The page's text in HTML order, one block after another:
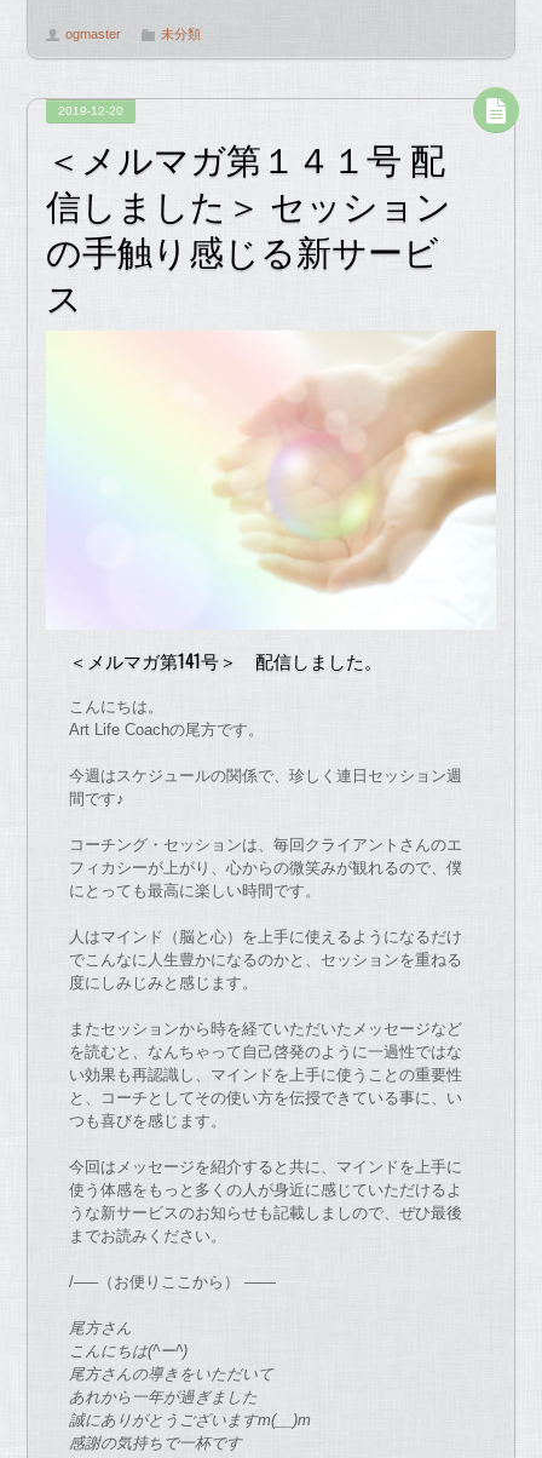
c
e
b
o
o
k
tt
er
ail
ogmaster 未分類
2019-12-20
＜メルマガ第１４１号 配
信しました＞ セッション
の手触り感じる新サービ
ス
＜メルマガ第141号＞ 配信しました。
こんにちは。
Art Life Coachの尾方です。
今週はスケジュールの関係で、珍しく連日セッション週
間 です♪
コーチ ング・セッションは、 毎回クライアントさんのエ
フィカシーが上がり、 心からの微笑みが観れるので、 僕
にとっても最高に楽しい時間です。
人はマインド（脳と心） を上手に使えるようになるだけ
でこんなに人生豊かになるのかと、 セッションを重ねる
度にしみじみと感じます。
ま たセッションから時を経ていただいた メッセージな ど
を読むと、 なんちゃって自己啓発のように一過性ではな
い効果も再認識し、 マインドを上手に使うこと の重要性
と、
コーチ としてその使い方を伝授できている事に、 い
つも喜びを感じます。
今回はメッセージを紹介すると共に、 マインドを上手に
使う体感をもっと多く の人 が身近に感じていただけるよ
う な新サービスのお知らせも記載しましので、 ぜひ最後
ま でお読みください。
/—–（ お便りここから） ——
尾方さん
こんにちは(^ー^)
尾方さんの導きをいただいて
あれから一年が過ぎまし た
誠にありがとうございますm(__)m
感謝の気持ち で一杯です